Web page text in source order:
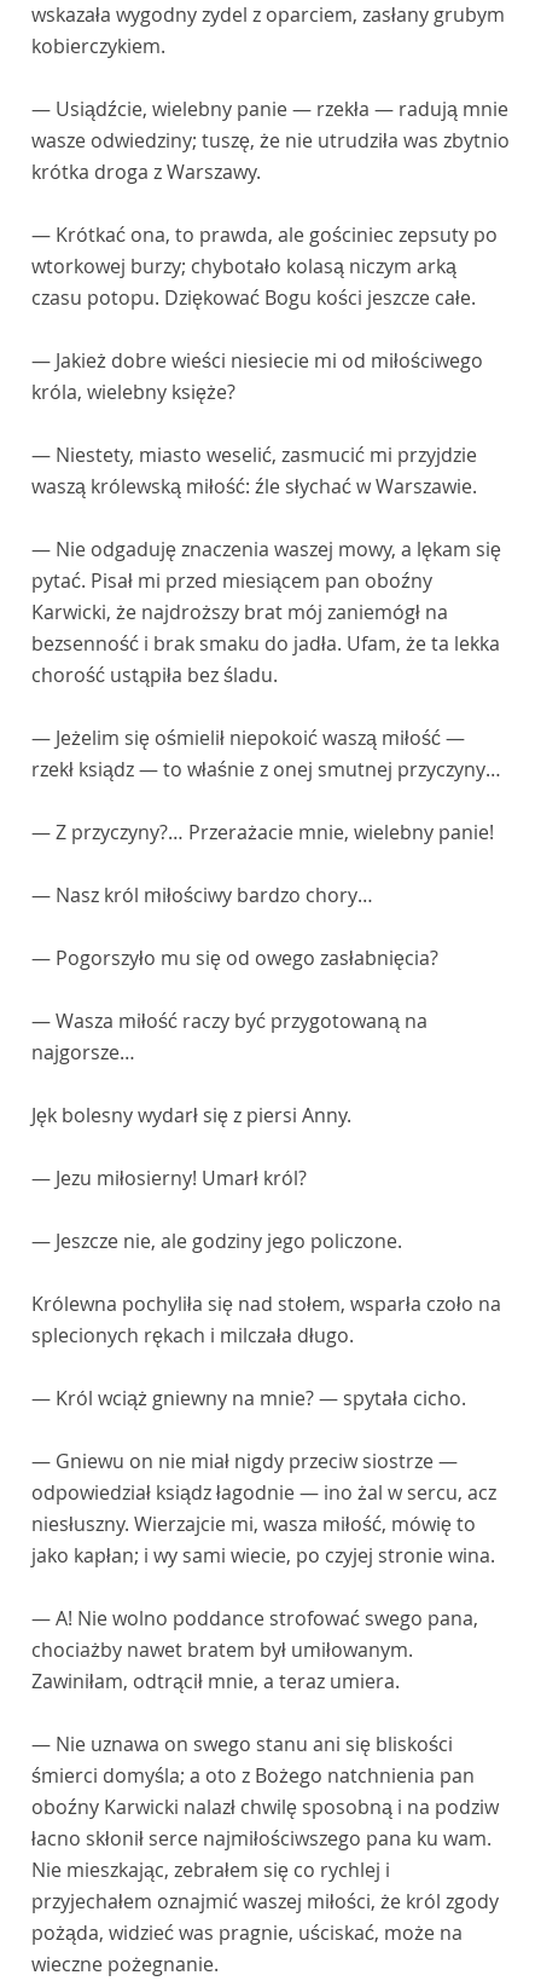
wskazała wygodny zydel z oparciem, zasłany grubym
kobierczykiem.
— Usiądźcie, wielebny panie — rzekła — radują mnie
wasze odwiedziny; tuszę, że nie utrudziła was zbytnio
krótka droga z Warszawy.
— Krótkać ona, to prawda, ale gościniec zepsuty po
wtorkowej burzy; chybotało kolasą niczym arką
czasu potopu. Dziękować Bogu kości jeszcze całe.
— Jakież dobre wieści niesiecie mi od miłościwego
króla, wielebny księże?
— Niestety, miasto weselić, zasmucić mi przyjdzie
waszą królewską miłość: źle słychać w Warszawie.
— Nie odgaduję znaczenia waszej mowy, a lękam się
pytać. Pisał mi przed miesiącem pan oboźny
Karwicki, że najdroższy brat mój zaniemógł na
bezsenność i brak smaku do jadła. Ufam, że ta lekka
chorość ustąpiła bez śladu.
— Jeżelim się ośmielił niepokoić waszą miłość —
rzekł ksiądz — to właśnie z onej smutnej przyczyny…
— Z przyczyny?… Przerażacie mnie, wielebny panie!
— Nasz król miłościwy bardzo chory…
— Pogorszyło mu się od owego zasłabnięcia?
— Wasza miłość raczy być przygotowaną na
najgorsze…
Jęk bolesny wydarł się z piersi Anny.
— Jezu miłosierny! Umarł król?
— Jeszcze nie, ale godziny jego policzone.
Królewna pochyliła się nad stołem, wsparła czoło na
splecionych rękach i milczała długo.
— Król wciąż gniewny na mnie? — spytała cicho.
— Gniewu on nie miał nigdy przeciw siostrze —
odpowiedział ksiądz łagodnie — ino żal w sercu, acz
niesłuszny. Wierzajcie mi, wasza miłość, mówię to
jako kapłan; i wy sami wiecie, po czyjej stronie wina.
— A! Nie wolno poddance strofować swego pana,
chociażby nawet bratem był umiłowanym.
Zawiniłam, odtrącił mnie, a teraz umiera.
— Nie uznawa on swego stanu ani się bliskości
śmierci domyśla; a oto z Bożego natchnienia pan
oboźny Karwicki nalazł chwilę sposobną i na podziw
łacno skłonił serce najmiłościwszego pana ku wam.
Nie mieszkając, zebrałem się co rychlej i
przyjechałem oznajmić waszej miłości, że król zgody
pożąda, widzieć was pragnie, uściskać, może na
wieczne pożegnanie.